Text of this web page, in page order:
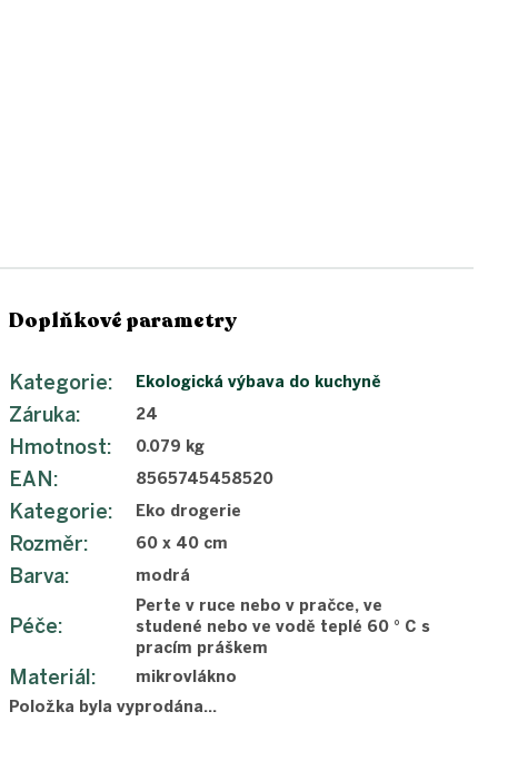
Doplňkové parametry
Kategorie: Ekologická výbava do kuchyně
Záruka: 24
Hmotnost: 0.079 kg
EAN: 8565745458520
Kategorie: Eko drogerie
Rozměr: 60 x 40 cm
Barva: modrá
Péče:
Perte v ruce nebo v pračce, ve
studené nebo ve vodě teplé 60 ° C s
pracím práškem
Materiál:
mikrovlákno
Položka byla vyprodána…